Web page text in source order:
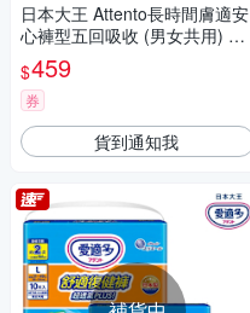
日本大王 Attento長時間膚適安
心褲型五回吸收 (男女共用) M-
L(18片/包)
$459
券
貨到通知我